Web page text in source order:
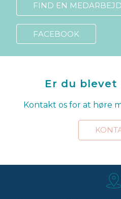
FIND EN
FACEBOOK
Er du blevet
Kontakt os for at høre